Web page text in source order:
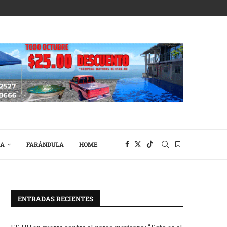
FARÁNDULA HOME
ENTRADAS RECIENTES